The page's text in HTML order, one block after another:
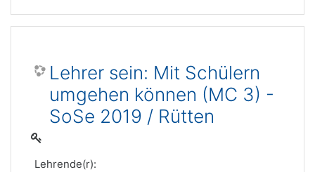
Lehrer sein: Mit Schülern
umgehen können (MC 3) -
SoSe 2019 / Rütten
Lehrende(r):